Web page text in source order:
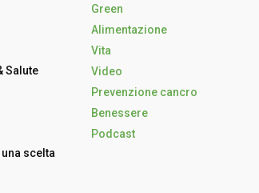
Salute
scelta
Green
Alimentazione
Vita
Video
Prevenzione cancro
Benessere
Podcast